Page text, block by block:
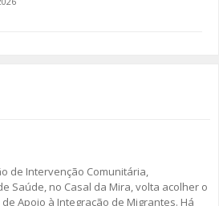
de Intervenção Comunitária,
Saúde, no Casal da Mira, volta acolher o
de Apoio à Integração de Migrantes. Há